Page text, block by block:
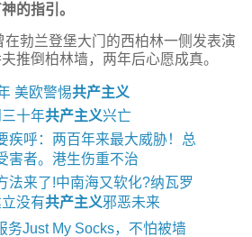
的指引。
勃兰登堡大门的西柏林一侧发表演
推倒柏林墙，两年后心愿成真。
美欧警惕共产主义
十年共产主义兴亡
疾呼：两百年来最大威胁！总
害者。港生伤重不治
法来了!中南海又软化?纳瓦罗
没有共产主义邪恶未来
务Just My Socks，不怕被墙